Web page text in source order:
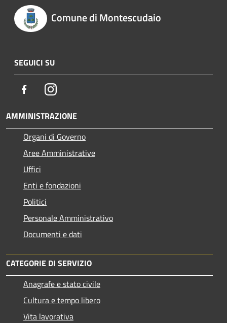
Comune di Montescudaio
SEGUICI SU
FacebookInstagram
AMMINISTRAZIONE
Organi di Governo
Aree Amministrative
Uffici
Enti e fondazioni
Politici
Personale Amministrativo
Documenti e dati
CATEGORIE DI SERVIZIO
Anagrafe e stato civile
Cultura e tempo libero
Vita lavorativa